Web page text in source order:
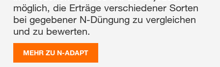
möglich, die Erträge verschiedener Sorten
bei gegebener N-Düngung zu vergleichen
und zu bewerten.
MEHR ZU N-ADAPT